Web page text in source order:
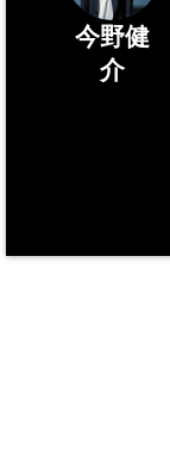
今野健
介